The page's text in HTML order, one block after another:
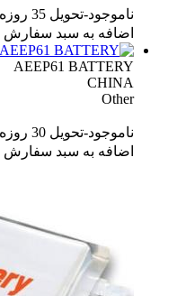
ناموجود-تحویل 35 روزه
اضافه به سبد سفارش
AEEP61 BATTERY
CHINA
Other
ناموجود-تحویل 30 روزه
اضافه به سبد سفارش